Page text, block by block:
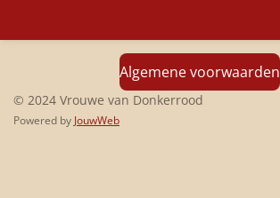
Algemene voorwaarden
© 2024 Vrouwe van Donkerrood
Powered by JouwWeb